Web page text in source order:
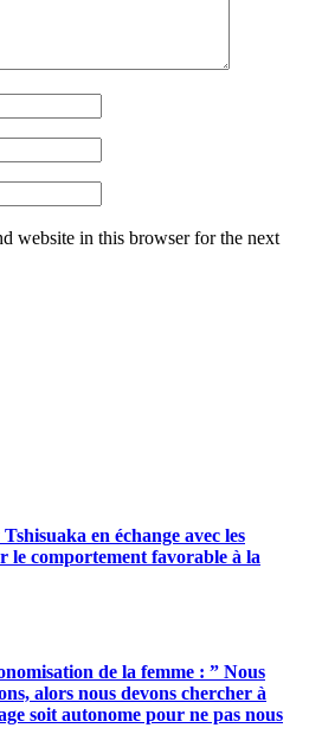
website in this browser for the next
en échange avec les
le comportement favorable à la
de la femme : ” Nous
alors nous devons chercher à
soit autonome pour ne pas nous